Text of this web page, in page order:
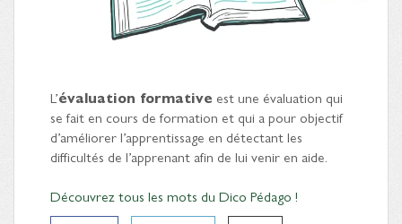
L’évaluation formative est une évaluation qui
se fait en cours de formation et qui a pour objectif
d’améliorer l’apprentissage en détectant les
difficultés de l’apprenant afin de lui venir en aide.
Découvrez tous les mots du Dico Pédago !